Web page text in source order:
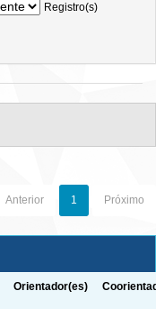
Registro(s)
Anterior 1 Próximo
Orientador(es)